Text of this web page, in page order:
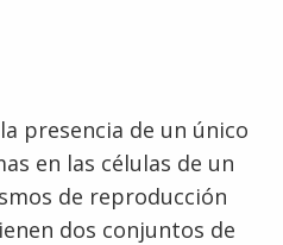
presencia de un único
en las células de un
de reproducción
dos conjuntos de